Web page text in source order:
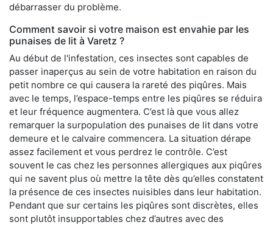
débarrasser du problème.
Comment savoir si votre maison est envahie par les
punaises de lit à Varetz ?
Au début de l'infestation, ces insectes sont capables de
passer inaperçus au sein de votre habitation en raison du
petit nombre ce qui causera la rareté des piqûres. Mais
avec le temps, l’espace-temps entre les piqûres se réduira
et leur fréquence augmentera. C’est là que vous allez
remarquer la surpopulation des punaises de lit dans votre
demeure et le calvaire commencera. La situation dérape
assez facilement et vous perdrez le contrôle. C’est
souvent le cas chez les personnes allergiques aux piqûres
qui ne savent plus où mettre la tête dès qu’elles constatent
la présence de ces insectes nuisibles dans leur habitation.
Pendant que sur certains les piqûres sont discrètes, elles
sont plutôt insupportables chez d’autres avec des